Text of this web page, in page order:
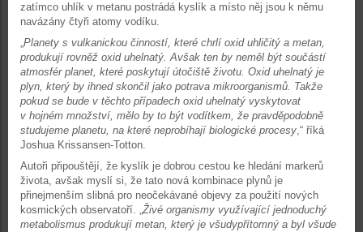
zatímco uhlík v metanu postrádá kyslík a místo něj jsou k němu
navázány čtyři atomy vodíku.
„Planety s vulkanickou činností, které chrlí oxid uhličitý a metan,
produkují rovněž oxid uhelnatý. Avšak ten by neměl být součástí
atmosfér planet, které poskytují útočiště životu. Oxid uhelnatý je
plyn, který by ihned skončil jako potrava mikroorganismů. Takže
pokud se bude v těchto případech oxid uhelnatý vyskytovat
v hojném množství, mělo by to být vodítkem, že pravděpodobně
studujeme planetu, na které neprobíhají biologické procesy,“ říká
Joshua Krissansen-Totton.
Autoři připouštějí, že kyslík je dobrou cestou ke hledání markerů
života, avšak myslí si, že tato nová kombinace plynů je
přinejmenším slibná pro neočekávané objevy za použití nových
kosmických observatoří. „Živé organismy využívající jednoduchý
metabolismus produkují metan, který je všudypřítomný a byl všude